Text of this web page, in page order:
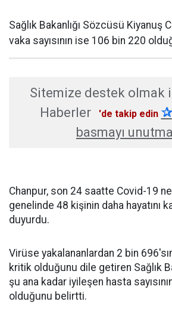
Sağlık Bakanlığı Sözcüsü Kiyanuş
vaka sayısının ise 106 bin 220
Sitemize destek olmak
Haberler
'de takip edin ✰
basmayı
Chanpur, son 24 saatte Covid-19
genelinde 48 kişinin daha hayatını
duyurdu.
Virüse yakalananlardan 2 bin
kritik olduğunu dile getiren Sağlık
şu ana kadar iyileşen hasta
olduğunu belirtti.